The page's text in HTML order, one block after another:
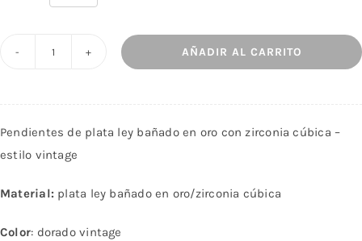
ley
bañado
oro
AÑADIR AL CARRITO
Pendientes de plata ley bañado en oro con zirconia cúbica –
estilo vintage
Material: plata ley bañado en oro/zirconia cúbica
Color: dorado vintage